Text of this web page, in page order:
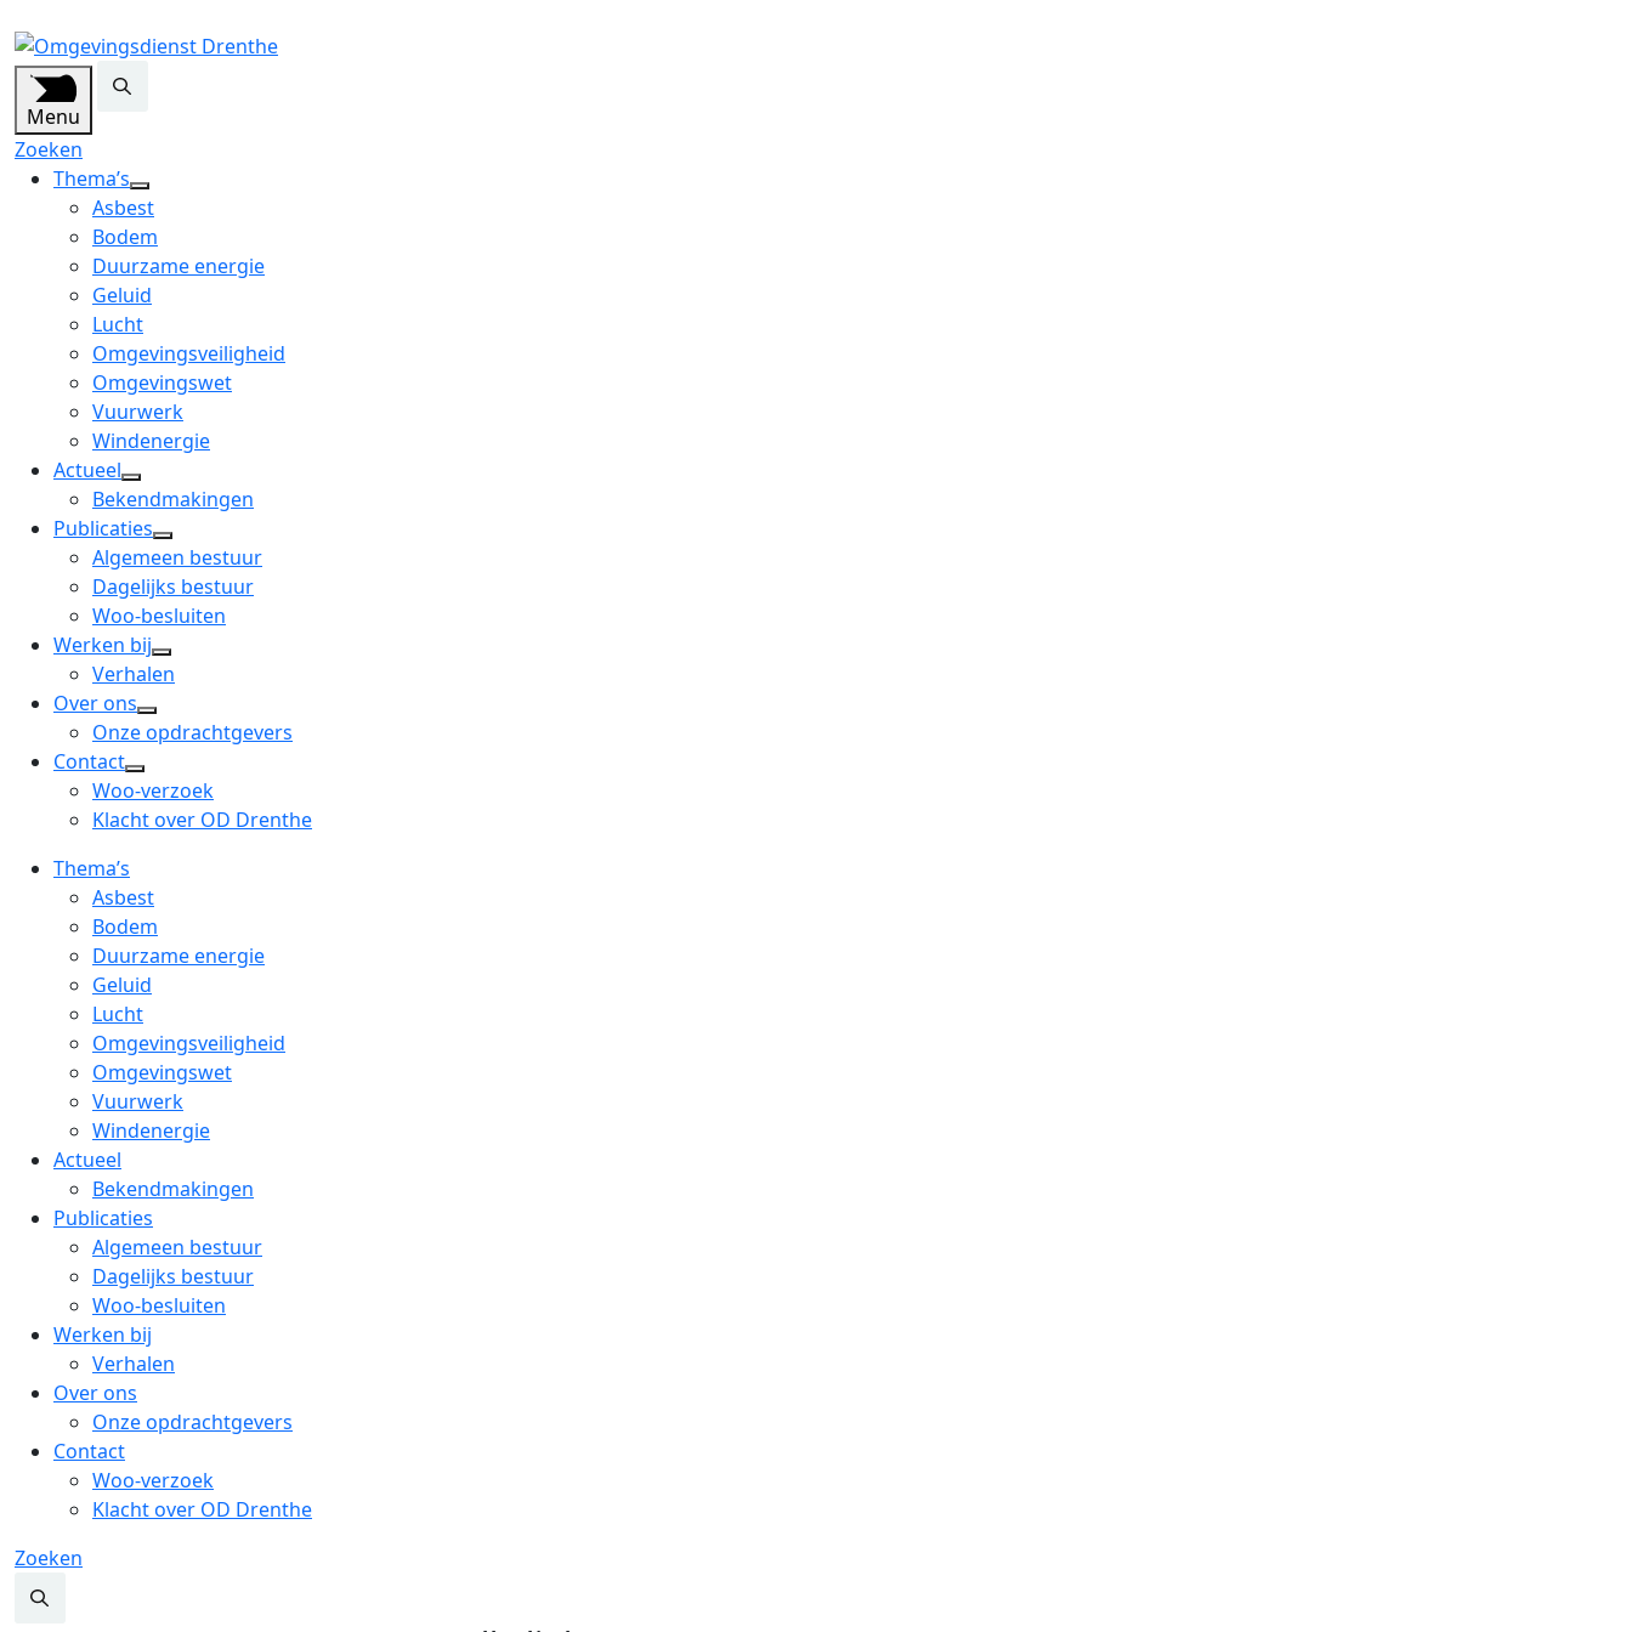
Menu
Zoeken
Thema’s
open
dropdown
menu
Asbest
Bodem
Duurzame energie
Geluid
Lucht
Omgevingsveiligheid
Omgevingswet
Vuurwerk
Windenergie
Actueel
open
dropdown
menu
Bekendmakingen
Publicaties
open
dropdown
menu
Algemeen bestuur
Dagelijks bestuur
Woo-besluiten
Werken bij
open
menu
Verhalen
Over ons
open
dropdown
menu
Onze opdrachtgevers
Contact
open
dropdown
Woo-verzoek
Klacht over OD Drenthe
Thema’s
Asbest
Bodem
Duurzame energie
Geluid
Lucht
Omgevingsveiligheid
Omgevingswet
Vuurwerk
Windenergie
Actueel
Bekendmakingen
Publicaties
Algemeen bestuur
Dagelijks bestuur
Woo-besluiten
Werken bij
Verhalen
Over ons
Onze opdrachtgevers
Contact
Woo-verzoek
Klacht over OD Drenthe
Zoeken